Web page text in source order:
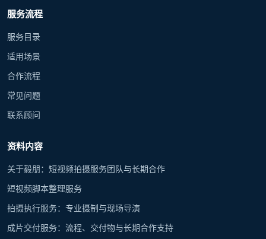
服务流程
服务目录
适用场景
合作流程
常见问题
联系顾问
资料内容
关于毅朋：短视频拍摄服务团队与长期合作
短视频脚本整理服务
拍摄执行服务：专业摄制与现场导演
成片交付服务：流程、交付物与长期合作支持